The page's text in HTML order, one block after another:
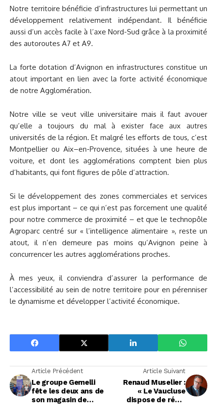
Notre territoire bénéficie d’infrastructures lui permettant un
développement relativement indépendant. Il bénéficie
aussi d’un accès facile à l’axe Nord-Sud grâce à la proximité
des autoroutes A7 et A9.
La forte dotation d’Avignon en infrastructures constitue un
atout important en lien avec la forte activité économique
de notre Agglomération.
Notre ville se veut ville universitaire mais il faut avouer
qu’elle a toujours du mal à exister face aux autres
universités de la région. Et malgré les efforts de tous, c’est
Montpellier ou Aix–en-Provence, situées à une heure de
voiture, et dont les agglomérations comptent bien plus
d’habitants, qui font figures de pôle d’attraction.
Si le développement des zones commerciales et services
est plus important – ce qui n’est pas forcement une qualité
pour notre commerce de proximité – et que le technopôle
Agroparc centré sur « l’intelligence alimentaire », reste un
atout, il n’en demeure pas moins qu’Avignon peine à
concurrencer les autres agglomérations proches.
À mes yeux, il conviendra d’assurer la performance de
l’accessibilité au sein de notre territoire pour en pérenniser
le dynamisme et développer l’activité économique.
Article Précédent
Le groupe Gemelli
fête les deux ans de
son magasin de
Article Suivant
Renaud Muselier :
« Le Vaucluse
dispose de réels